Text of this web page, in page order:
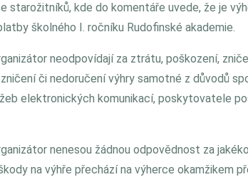
starožitníků, kde do komentáře uvede, že je
školného I. ročníku Rudofinské akademie.
neodpovídají za ztrátu, poškození,
či nedoručení výhry samotné z důvodů
elektronických komunikací, poskytovatele
nenesou žádnou odpovědnost za
na výhře přechází na výherce okamžikem